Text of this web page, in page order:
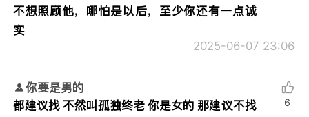
不想照顾他，哪怕是以后，至少你还有一点诚
实
2025-06-07 23:06
你要是男的
都建议找 不然叫孤独终老 你是女的 那建议不找
6